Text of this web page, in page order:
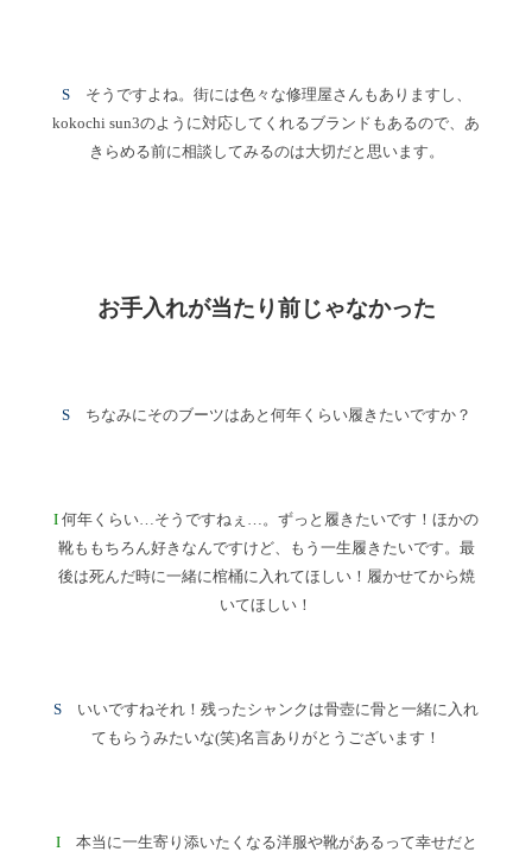
Sそうですよね。街には色々な修理屋さんもありますし、
kokochi sun3のように対応してくれるブランドもあるので、あ
きらめる前に相談してみるのは大切だと思います。
お手入れが当たり前じゃなかった
Sちなみにそのブーツはあと何年くらい履きたいですか？
I 何年くらい…そうですねぇ…。ずっと履きたいです！ほかの
靴ももちろん好きなんですけど、もう一生履きたいです。最
後は死んだ時に一緒に棺桶に入れてほしい！履かせてから焼
いてほしい！
S いいですねそれ！残ったシャンクは骨壺に骨と一緒に入れ
てもらうみたいな(笑)名言ありがとうございます！
I本当に一生寄り添いたくなる洋服や靴があるって幸せだと